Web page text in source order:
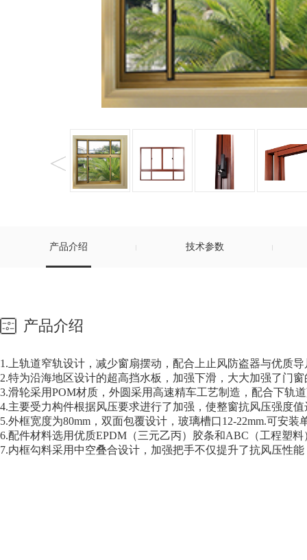
产品介绍 技术参数
产品介绍
1.上轨道窄轨设计，减少窗扇摆动，配合上止风防盗器与优质
2.特为沿海地区设计的超高挡水板，加强下滑，大大加强了门
3.滑轮采用POM材质，外圆采用高速精车工艺制造，配合下轨
4.主要受力构件根据风压要求进行了加强，使整窗抗风压强度
5.外框宽度为80mm，双面包覆设计，玻璃槽口12-22mm.可安
6.配件材料选用优质EPDM（三元乙丙）胶条和ABC（工程塑
7.内框勾料采用中空叠合设计，加强把手不仅提升了抗风压性